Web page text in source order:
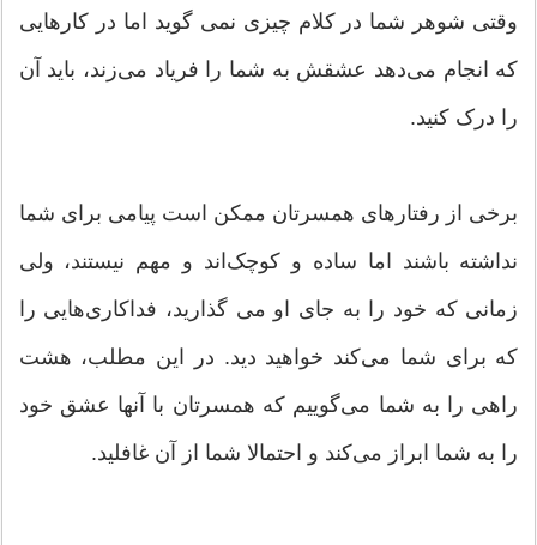
وقتی شوهر شما در کلام چیزی نمی گوید اما در کارهایی
که انجام می‌دهد عشقش به شما را فریاد می‌زند، باید آن
را درک کنید.
برخی از رفتارهای همسرتان ممکن است پیامی برای‌ شما
نداشته باشند اما ساده و کوچک‌اند و مهم نیستند، ولی
زمانی که خود را به جای او می گذارید، فداکاری‌هایی را
که برای شما می‌کند خواهید دید. در این مطلب، هشت
راهی را به شما می‌گوییم که همسرتان با آنها عشق خود
را به شما ابراز می‌کند و احتمالا شما از آن غافلید.